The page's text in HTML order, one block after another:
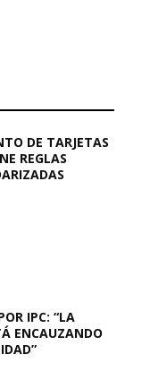
DE TARJETAS
REGLAS
IPC: “LA
ENCAUZANDO